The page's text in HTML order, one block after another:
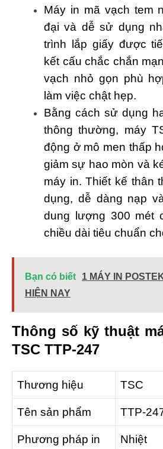
Máy in mã vạch tem
đại và dễ sử dụng
trình lắp giấy được
kết cấu chắc chắn
vạch nhỏ gọn phù
làm việc chật hẹp.
Bằng cách sử dụng
thông thường, máy
động ở mô men thấp
giảm sự hao mòn và
máy in. Thiết kế thân
dụng, dễ dàng nạp
dung lượng 300 mét
chiều dài tiêu chuẩn
Bạn có biết
1 MÁY IN
HIỆN NAY
Thông số kỹ thuật
TSC TTP-247
Thương hiệu TSC
Tên sản phẩm TTP-
Phương pháp in Nhiệt